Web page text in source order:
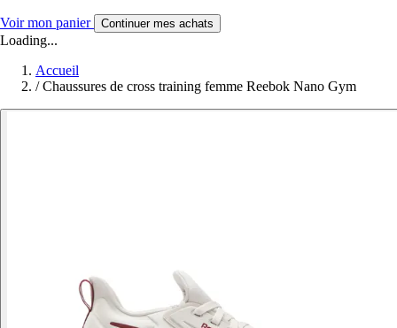
Voir mon panier Continuer mes achats
Loading...
Accueil
/ Chaussures de cross training femme Reebok Nano Gym